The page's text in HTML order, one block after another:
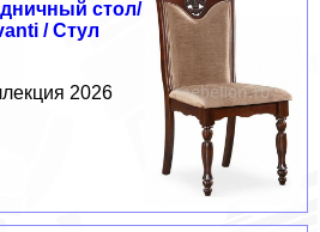
стол/
/ Стул
2026